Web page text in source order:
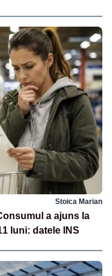
Stoica Marian
a ajuns la
luni: datele INS